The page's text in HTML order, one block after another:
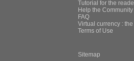
Tutorial for the
Help the
FAQ
Virtual currency :
Terms of Use
Sitemap